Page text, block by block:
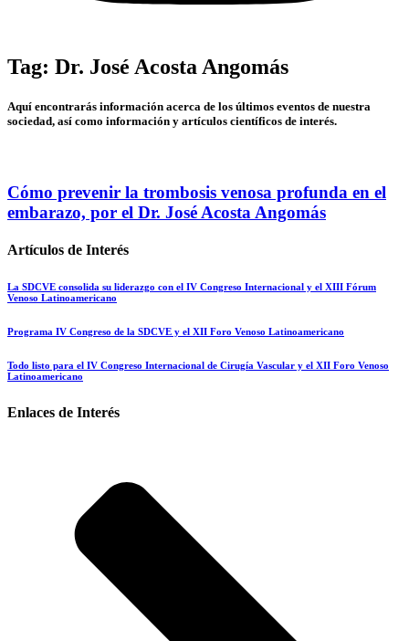
Tag: Dr. José Acosta Angomás
Aquí encontrarás información acerca de los últimos eventos de nuestra
sociedad, así como información y artículos científicos de interés.
Cómo prevenir la trombosis venosa profunda en el
embarazo, por el Dr. José Acosta Angomás
Artículos de Interés
La SDCVE consolida su liderazgo con el IV Congreso Internacional y el XIII Fórum
Venoso Latinoamericano
Programa IV Congreso de la SDCVE y el XII Foro Venoso Latinoamericano
Todo listo para el IV Congreso Internacional de Cirugía Vascular y el XII Foro Venoso
Latinoamericano
Enlaces de Interés